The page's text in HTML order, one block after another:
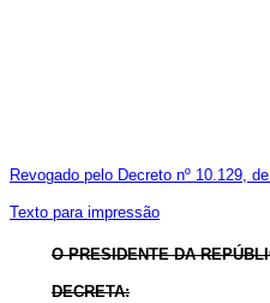
Revogado pelo Decreto nº 10.129,
Texto para impressão
O PRESIDENTE DA
DECRETA: